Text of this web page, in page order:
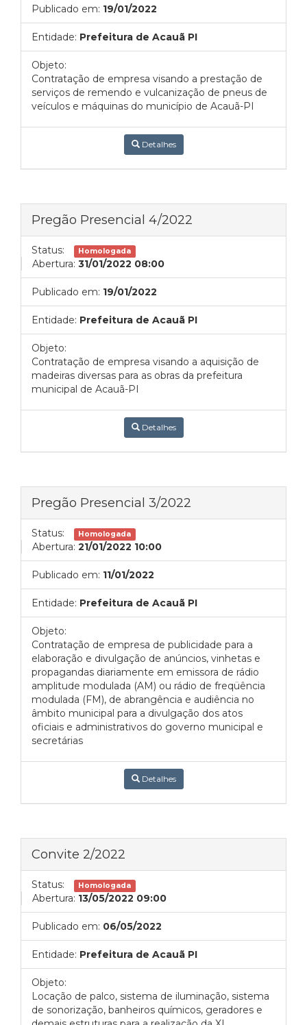
Publicado em: 19/01/2022
Entidade: Prefeitura de Acauã PI
Objeto:
Contratação de empresa visando a prestação de
serviços de remendo e vulcanização de pneus de
veículos e máquinas do município de Acauã-PI
Detalhes
Pregão Presencial 4/2022
Status: Homologada
Abertura: 31/01/2022 08:00
Publicado em: 19/01/2022
Entidade: Prefeitura de Acauã PI
Objeto:
Contratação de empresa visando a aquisição de
madeiras diversas para as obras da prefeitura
municipal de Acauã-PI
Detalhes
Pregão Presencial 3/2022
Status: Homologada
Abertura: 21/01/2022 10:00
Publicado em: 11/01/2022
Entidade: Prefeitura de Acauã PI
Objeto:
Contratação de empresa de publicidade para a
elaboração e divulgação de anúncios, vinhetas e
propagandas diariamente em emissora de rádio
amplitude modulada (AM) ou rádio de freqüência
modulada (FM), de abrangência e audiência no
âmbito municipal para a divulgação dos atos
oficiais e administrativos do governo municipal e
secretárias
Detalhes
Convite 2/2022
Status: Homologada
Abertura: 13/05/2022 09:00
Publicado em: 06/05/2022
Entidade: Prefeitura de Acauã PI
Objeto:
Locação de palco, sistema de iluminação, sistema
de sonorização, banheiros químicos, geradores e